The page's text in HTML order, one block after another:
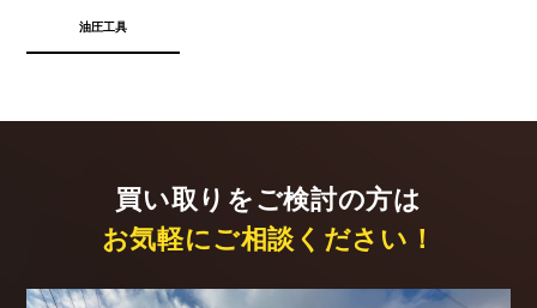
油圧工具
買い取りをご検討の方は
お気軽にご相談ください！